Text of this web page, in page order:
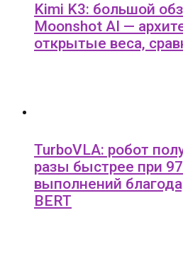
Kimi K3: большой
Moonshot AI —
открытые веса,
TurboVLA: робот
разы быстрее при
выполнений
BERT